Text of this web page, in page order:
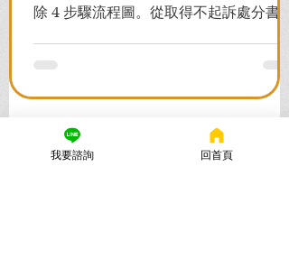
除 4 步驟流程圖。從取得不起訴處分書到
我要諮詢 回首頁